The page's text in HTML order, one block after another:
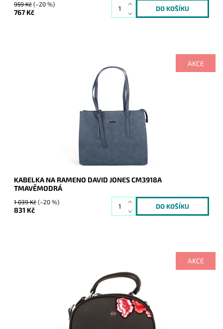
959 Kč(–20 %)
767 Kč
AKCE
Výhodou této středně velké kabelky je nastavitelná výška
David Jones Paris
2 roky
KABELKA NA RAMENO DAVID JONES CM3918A
TMAVĚMODRÁ
1 039 Kč(–20 %)
831 Kč
AKCE
Velmi křehce a žensky působí kabelka díky svému tvaru,
velikosti, ale především krásné výšivce na čelní straně.
Skladem
992
David Jones Paris
2 roky